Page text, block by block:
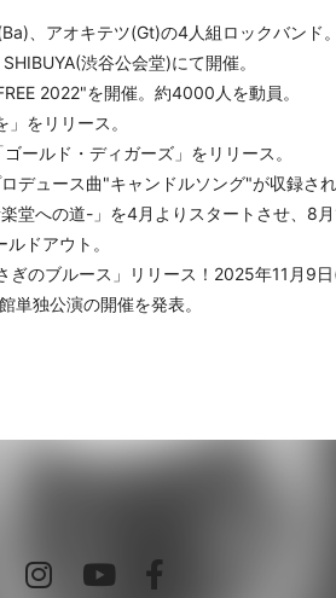
、アオキテツ(Gt)の4人組ロックバンド
渋谷公会堂)にて開催。
2022"を開催。約4000人を動員。
をリリース。
ールド・ディガーズ」をリリース。
デュース曲"キャンドルソング"が収録さ
堂への道-」を4月よりスタートさせ、8
ドアウト。
のブルース」リリース！2025年11月9
独公演の開催を発表。